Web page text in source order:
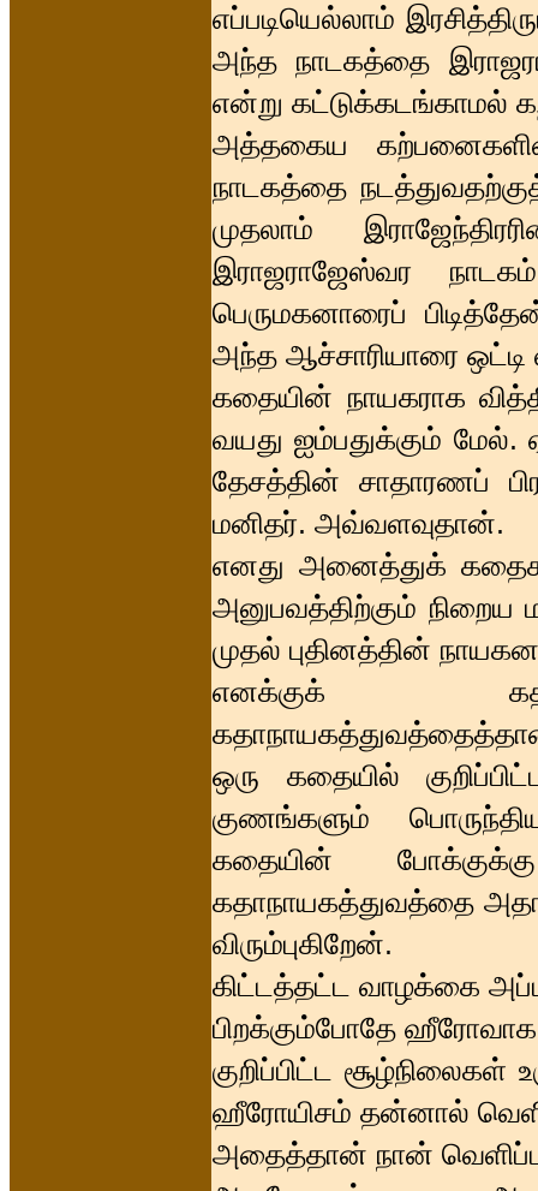
எப்படியெல்லாம்
அந்த நாடகத்தை
என்று கட்டுக்கடங்காமல்
அத்தகைய கற்பனைகளின்
நாடகத்தை
முதலாம்
இராஜராஜேஸ்வர
பெருமகனாரைப்
அந்த ஆச்சாரியாரை ஒட்டி
கதையின் நாயகராக
வயது ஐம்பதுக்கும்
தேசத்தின் சாதாரணப்
மனிதர். அவ்வளவுதான்.
எனது அனைத்துக்
அனுபவத்திற்கும்
முதல் புதினத்தின்
எனக்குக்
ஒரு கதையில்
குணங்களும்
கதையின்
கதாநாயகத்துவத்தை
விரும்புகிறேன்.
கிட்டத்தட்ட வாழக்கை
பிறக்கும்போதே ஹீரோவாக
குறிப்பிட்ட சூழ்நிலைகள்
ஹீரோயிசம் தன்னால்
அதைத்தான் நான்